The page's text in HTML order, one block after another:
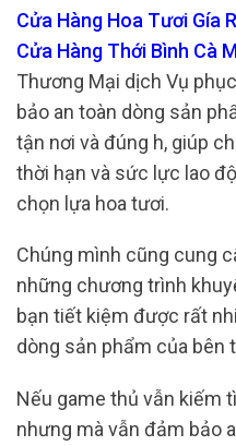
Cửa Hàng Hoa Tươi Gía
Cửa Hàng Thới Bình Cà
Thương Mại dịch Vụ
bảo an toàn dòng sản
tận nơi và đúng h, giúp
thời hạn và sức lực lao
chọn lựa hoa tươi.
Chúng mình cũng cung
những chương trình
bạn tiết kiệm được rất
dòng sản phẩm của bên
Nếu game thủ vẫn kiếm
nhưng mà vẫn đảm bảo